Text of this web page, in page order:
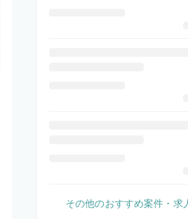
その他のおすすめ案件・求